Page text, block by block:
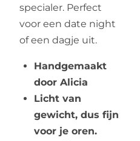
specialer. Perfect
voor een date night
of een dagje uit.
Handgemaakt
door Alicia
Licht van
gewicht, dus fijn
voor je oren.